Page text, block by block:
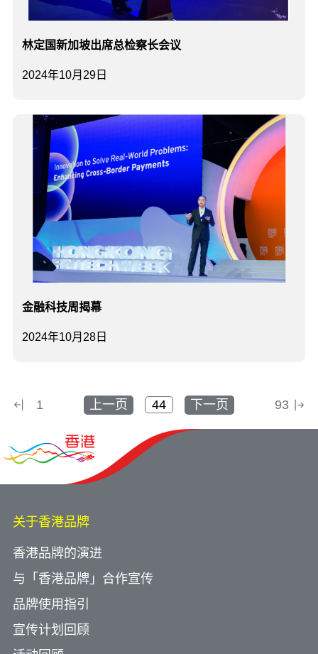
2024年10月29日
林定国新加坡出席总检察长会议
2024年10月28日
金融科技周揭幕
1 上一页 下一页 93
关于香港品牌
香港品牌的演进
与「香港品牌」合作宣传
品牌使用指引
宣传计划回顾